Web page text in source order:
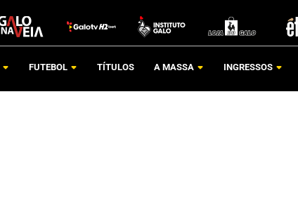
FUTEBOL TÍTULOS A MASSA INGRESSOS